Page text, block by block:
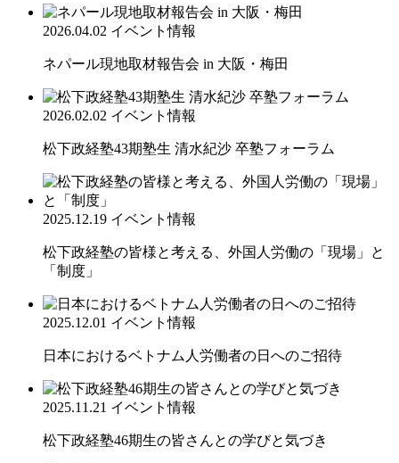
2026.04.02 イベント情報
ネパール現地取材報告会 in 大阪・梅田
2026.02.02 イベント情報
松下政経塾43期塾生 清水紀沙 卒塾フォーラム
2025.12.19 イベント情報
松下政経塾の皆様と考える、外国人労働の「現場」と
「制度」
2025.12.01 イベント情報
日本におけるベトナム人労働者の日へのご招待
2025.11.21 イベント情報
松下政経塾46期生の皆さんとの学びと気づき